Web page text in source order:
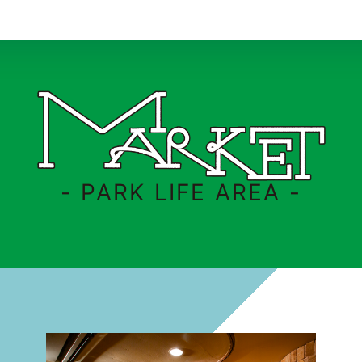
- PARK LIFE AREA -